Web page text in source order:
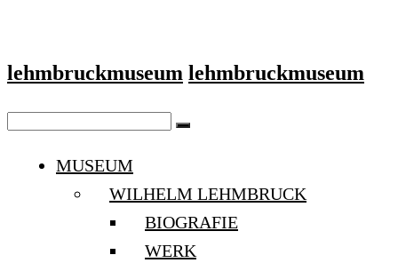
lehmbruckmuseum lehmbruckmuseum
MUSEUM
WILHELM LEHMBRUCK
BIOGRAFIE
WERK